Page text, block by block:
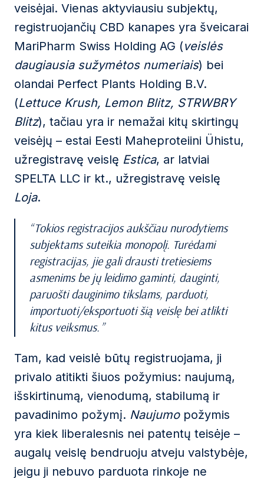
veisėjai. Vienas aktyviausiu subjektų,
registruojančių CBD kanapes yra šveicarai
MariPharm Swiss Holding AG (veislės
daugiausia sužymėtos numeriais) bei
olandai Perfect Plants Holding B.V.
(Lettuce Krush, Lemon Blitz, STRWBRY
Blitz), tačiau yra ir nemažai kitų skirtingų
veisėjų – estai Eesti Maheproteiini Ühistu,
užregistravę veislę Estica, ar latviai
SPELTA LLC ir kt., užregistravę veislę
Loja.
Tokios registracijos aukščiau nurodytiems
subjektams suteikia monopolį. Turėdami
registracijas, jie gali drausti tretiesiems
asmenims be jų leidimo gaminti, dauginti,
paruošti dauginimo tikslams, parduoti,
importuoti/eksportuoti šią veislę bei atlikti
kitus veiksmus.
Tam, kad veislė būtų registruojama, ji
privalo atitikti šiuos požymius: naujumą,
išskirtinumą, vienodumą, stabilumą ir
pavadinimo požymį. Naujumopožymis
yra kiek liberalesnis nei patentų teisėje –
augalų veislę bendruoju atveju valstybėje,
jeigu ji nebuvo parduota rinkoje ne